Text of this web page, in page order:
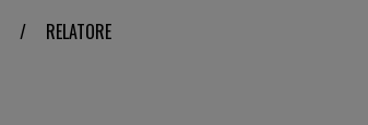
/ RELATORE